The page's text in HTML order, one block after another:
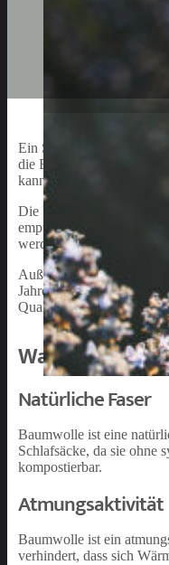
Ein Schlafsack aus
die Entwicklung und das
kann ein
Die Verwendung von
empfindliche Haut, und
werden können.
Außerdem sind
Jahreszeit und jeden
Qualität.
Warum
Natürliche Faser
Baumwolle ist eine
Schlafsäcke, da sie ohne
kompostierbar.
Atmungsaktivität
Baumwolle ist ein
verhindert, dass sich